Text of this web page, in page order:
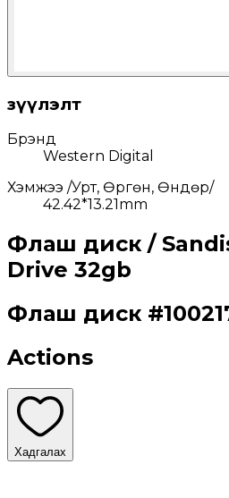
Үзүүлэлт
Брэнд
Western Digital
Хэмжээ /Урт, Өргөн, Өндөр/
42.42*13.21mm
Флаш диск /
Drive 32gb
Флаш диск#
Actions
Хадгалах